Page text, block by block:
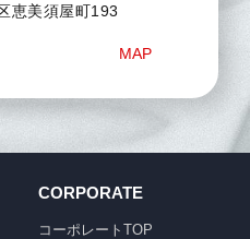
恵美須屋町193
MAP
CORPORATE
コーポレートTOP